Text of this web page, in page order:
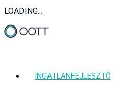
LOADING...
INGATLANFEJLESZTŐ